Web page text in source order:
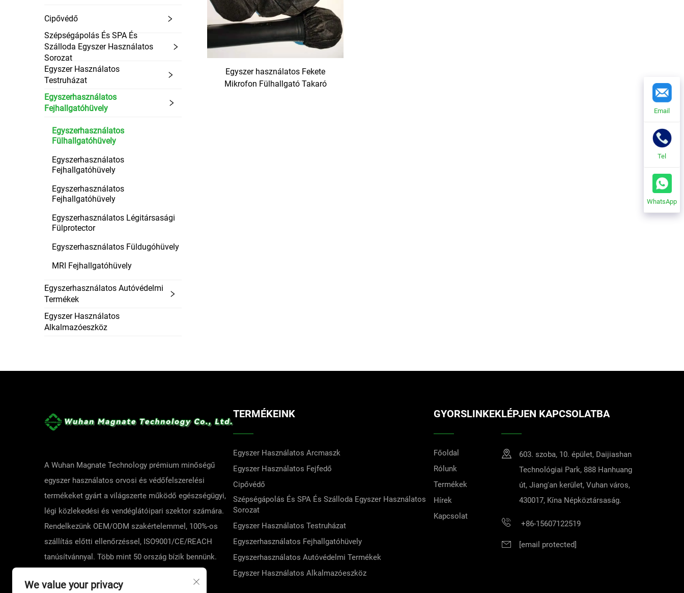
Cipővédő
Szépségápolás És SPA És
Szálloda Egyszer Használatos
Sorozat
Egyszer Használatos
Testruházat
Egyszerhasználatos
Fejhallgatóhüvely
Egyszerhasználatos
Fülhallgatóhüvely
Egyszerhasználatos
Fejhallgatóhüvely
Egyszerhasználatos
Fejhallgatóhüvely
Egyszerhasználatos Légitársasági
Fülprotector
Egyszerhasználatos Füldugóhüvely
MRI Fejhallgatóhüvely
Egyszerhasználatos Autóvédelmi
Termékek
Egyszer Használatos
Alkalmazóeszköz
Egyszer használatos Fekete
Mikrofon Fülhallgató Takaró
Email
Tel
WhatsApp
A Wuhan Magnate Technology prémium minőségű
egyszer használatos orvosi és védőfelszerelési
termékeket gyárt a világszerte működő egészségügyi,
légi közlekedési és vendéglátóipari szektor számára.
Rendelkezünk OEM/ODM szakértelemmel, 100%-os
szállítás előtti ellenőrzéssel, ISO9001/CE/REACH
tanúsítvánnyal. Több mint 50 ország bízik bennünk.
TERMÉKEINK
Egyszer Használatos Arcmaszk
Egyszer Használatos Fejfedő
Cipővédő
Szépségápolás És SPA És Szálloda Egyszer Használatos
Sorozat
Egyszer Használatos Testruházat
Egyszerhasználatos Fejhallgatóhüvely
Egyszerhasználatos Autóvédelmi Termékek
Egyszer Használatos Alkalmazóeszköz
GYORSLINKEK
Főoldal
Rólunk
Termékek
Hírek
Kapcsolat
LÉPJEN KAPCSOLATBA
603. szoba, 10. épület, Daijiashan
Technológiai Park, 888 Hanhuang
út, Jiang'an kerület, Vuhan város,
430017, Kína Népköztársaság.
+86-15607122519
[email protected]
We value your privacy